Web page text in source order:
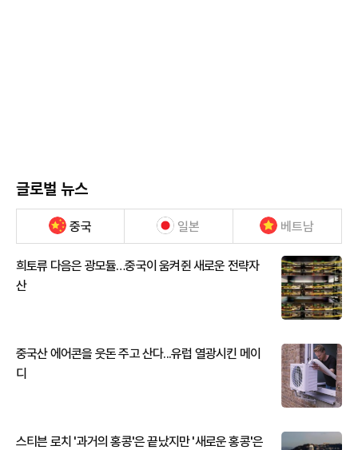
글로벌 뉴스
중국 일본 베트남
희토류 다음은 광모듈…중국이 움켜쥔 새로운 전략자
산
중국산 에어콘을 웃돈 주고 산다...유럽 열광시킨 메이
디
스티븐 로치 '과거의 홍콩'은 끝났지만 '새로운 홍콩'은